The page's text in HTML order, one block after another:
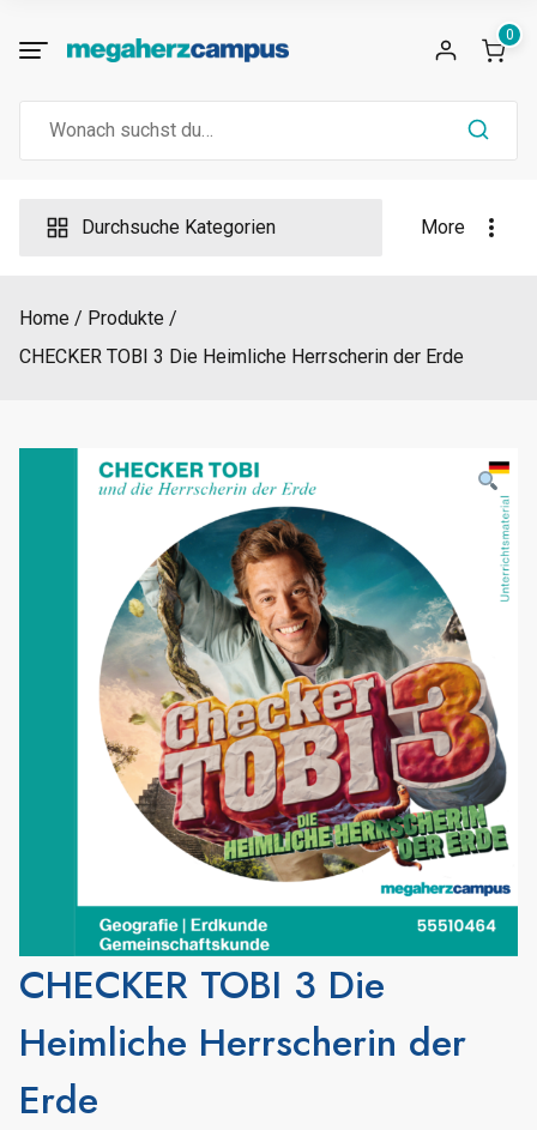
0
Durchsuche Kategorien More
Home
Produkte
CHECKER TOBI 3 Die Heimliche Herrscherin der Erde
CHECKER TOBI 3 Die
Heimliche Herrscherin der
Erde